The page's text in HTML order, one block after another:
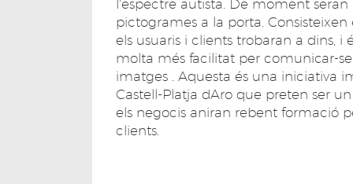
l'espectre autista. De moment
pictogrames a la porta.
els usuaris i clients trobaran a dins,
molta més facilitat per comunicar-
imatges . Aquesta és una iniciativa
Castell-Platja dAro que preten ser
els negocis aniran rebent formació
clients.